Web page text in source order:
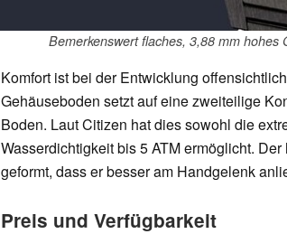
Bemerkenswert flaches, 3,88 mm
Komfort ist bei der Entwicklung
Gehäuseboden setzt auf eine zweiteilige
Boden. Laut Citizen hat dies sowohl die
Wasserdichtigkeit bis 5 ATM ermöglicht.
geformt, dass er besser am Handgelenk
Preis und Verfügbarkeit